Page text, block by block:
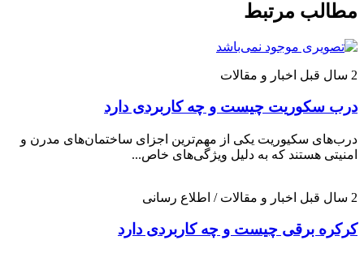
مطالب مرتبط
2 سال قبل اخبار و مقالات
درب سکوریت چیست و چه کاربردی دارد
درب‌های سکیوریت یکی از مهم‌ترین اجزای ساختمان‌های مدرن و
امنیتی هستند که به دلیل ویژگی‌های خاص...
2 سال قبل اخبار و مقالات / اطلاع رسانی
کرکره برقی چیست و چه کاربردی دارد